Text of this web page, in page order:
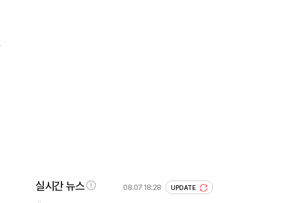
실시간 뉴스 08.07 18:28 UPDATE